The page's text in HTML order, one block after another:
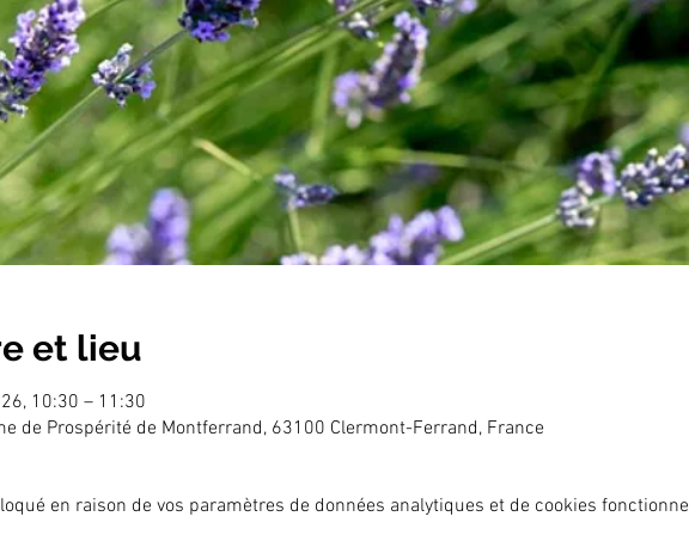
et lieu
10:30 – 11:30
de Prospérité de Montferrand, 63100 Clermont-Ferrand, France
en raison de vos paramètres de données analytiques et de cookies